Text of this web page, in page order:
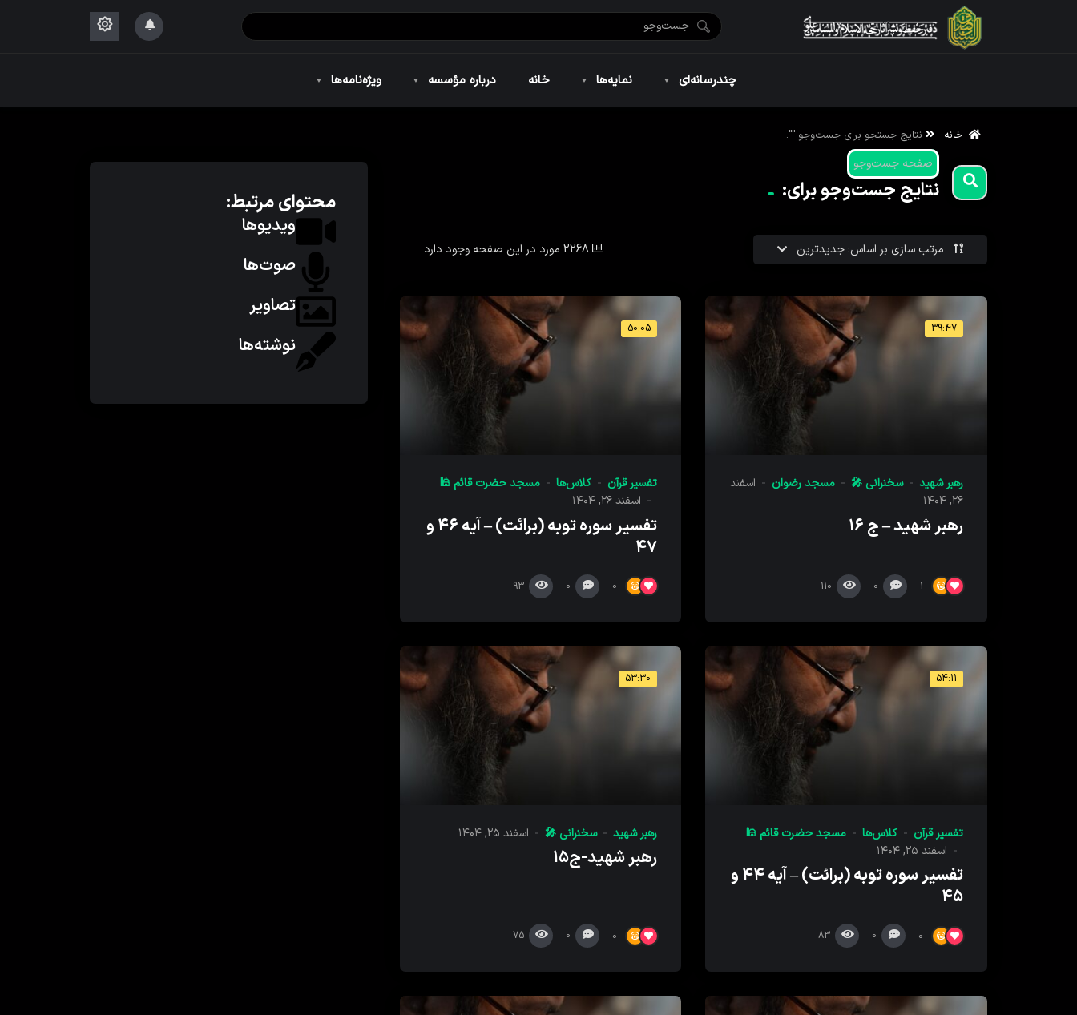
چندرسانه‌ای نمایه‌ها خانه درباره مؤسسه ویژه‌نامه‌ها
خانه نتایج جستجو برای جست‌و‌جو "".
صفحه جست‌وجو
نتایج جست‌وجو برای:
مرتب سازی بر اساس: جدیدترین 2268 مورد در این صفحه وجود دارد
39:47
رهبر شهید سخنرانی 🎤 مسجد رضوان
اسفند
۲۶, ۱۴۰۴
رهبر شهید – ج ۱۶
1
0
110
50:05
تفسیر قرآن کلاس‌ها
مسجد حضرت قائم 🕌
اسفند ۲۶, ۱۴۰۴
تفسیر سوره توبه (برائت) – آیه ۴۶ و
۴۷
0
0
93
54:11
تفسیر قرآن کلاس‌ها
مسجد حضرت قائم 🕌
اسفند ۲۵, ۱۴۰۴
تفسیر سوره توبه (برائت) – آیه ۴۴ و
۴۵
0
0
83
53:30
رهبر شهید سخنرانی 🎤 اسفند ۲۵, ۱۴۰۴
رهبر شهید-ج۱۵
0
0
75
محتوای مرتبط:
ویدیوها
صوت‌ها
تصاویر
نوشته‌ها